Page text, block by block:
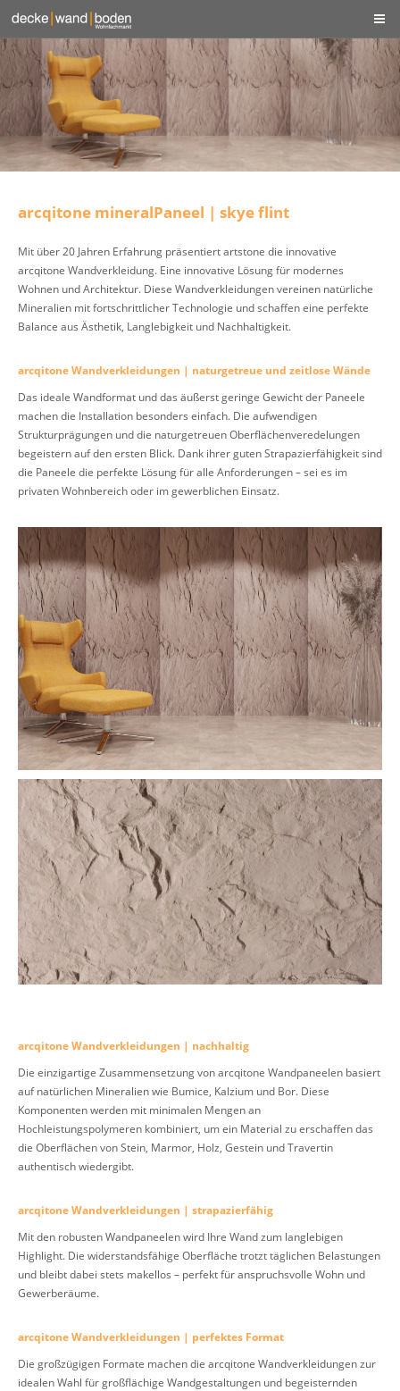
arcqitone mineralPaneel | skye flint
Mit über 20 Jahren Erfahrung präsentiert artstone die innovative
arcqitone Wandverkleidung. Eine innovative Lösung für modernes
Wohnen und Architektur. Diese Wandverkleidungen vereinen natürliche
Mineralien mit fortschrittlicher Technologie und schaffen eine perfekte
Balance aus Ästhetik, Langlebigkeit und Nachhaltigkeit.
arcqitone Wandverkleidungen | naturgetreue und zeitlose Wände
Das ideale Wandformat und das äußerst geringe Gewicht der Paneele
machen die Installation besonders einfach. Die aufwendigen
Strukturprägungen und die naturgetreuen Oberflächenveredelungen
begeistern auf den ersten Blick. Dank ihrer guten Strapazierfähigkeit sind
die Paneele die perfekte Lösung für alle Anforderungen – sei es im
privaten Wohnbereich oder im gewerblichen Einsatz.
arcqitone Wandverkleidungen | nachhaltig
Die einzigartige Zusammensetzung von arcqitone Wandpaneelen basiert
auf natürlichen Mineralien wie Bumice, Kalzium und Bor. Diese
Komponenten werden mit minimalen Mengen an
Hochleistungspolymeren kombiniert, um ein Material zu erschaffen das
die Oberflächen von Stein, Marmor, Holz, Gestein und Travertin
authentisch wiedergibt.
arcqitone Wandverkleidungen | strapazierfähig
Mit den robusten Wandpaneelen wird Ihre Wand zum langlebigen
Highlight. Die widerstandsfähige Oberfläche trotzt täglichen Belastungen
und bleibt dabei stets makellos – perfekt für anspruchsvolle Wohn und
Gewerberäume.
arcqitone Wandverkleidungen | perfektes Format
Die großzügigen Formate machen die arcqitone Wandverkleidungen zur
idealen Wahl für großflächige Wandgestaltungen und begeisternden